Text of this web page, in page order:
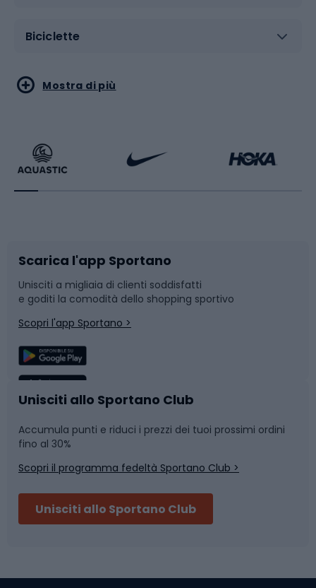
Biciclette
Sport acquatici
Bikepacking
Bushcraft
Corsa
Sport di squadra
Caschi da ciclismo
Skitouring
Abbigliamento da escursionismo
Sport di arti marziali
Sport con le racchette
Slitte e slittini
Snowboard
Camminata nordica
Nuoto
Pattinaggio
Componenti per biciclette
Mostra di più
Scarica l'app Sportano
Unisciti a migliaia di clienti soddisfatti
e goditi la comodità dello shopping sportivo
Scopri l'app Sportano >
Unisciti allo Sportano Club
Accumula punti e riduci i prezzi dei tuoi prossimi ordini
fino al 30%
Scopri il programma fedeltà Sportano Club >
Unisciti allo Sportano Club